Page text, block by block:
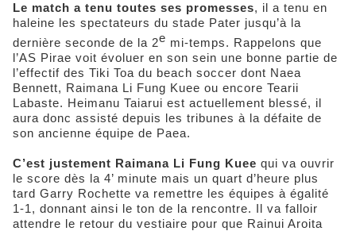
Le match a tenu toutes ses promesses, il a tenu en
haleine les spectateurs du stade Pater jusqu’à la
dernière seconde de la 2e mi-temps. Rappelons que
l’AS Pirae voit évoluer en son sein une bonne partie de
l’effectif des Tiki Toa du beach soccer dont Naea
Bennett, Raimana Li Fung Kuee ou encore Tearii
Labaste. Heimanu Taiarui est actuellement blessé, il
aura donc assisté depuis les tribunes à la défaite de
son ancienne équipe de Paea.
C’est justement Raimana Li Fung Kuee qui va ouvrir
le score dès la 4’ minute mais un quart d’heure plus
tard Garry Rochette va remettre les équipes à égalité
1-1, donnant ainsi le ton de la rencontre. Il va falloir
attendre le retour du vestiaire pour que Rainui Aroita